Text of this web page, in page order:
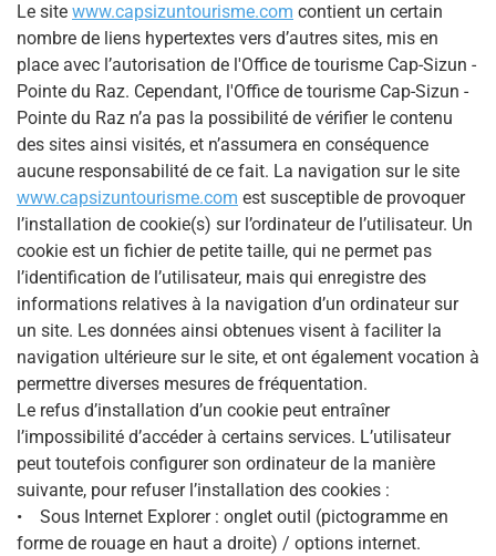
Le site www.capsizuntourisme.com contient un certain
nombre de liens hypertextes vers d’autres sites, mis en
place avec l’autorisation de l'Office de tourisme Cap-Sizun -
Pointe du Raz. Cependant, l'Office de tourisme Cap-Sizun -
Pointe du Raz n’a pas la possibilité de vérifier le contenu
des sites ainsi visités, et n’assumera en conséquence
aucune responsabilité de ce fait. La navigation sur le site
www.capsizuntourisme.com est susceptible de provoquer
l’installation de cookie(s) sur l’ordinateur de l’utilisateur. Un
cookie est un fichier de petite taille, qui ne permet pas
l’identification de l’utilisateur, mais qui enregistre des
informations relatives à la navigation d’un ordinateur sur
un site. Les données ainsi obtenues visent à faciliter la
navigation ultérieure sur le site, et ont également vocation à
permettre diverses mesures de fréquentation.
Le refus d’installation d’un cookie peut entraîner
l’impossibilité d’accéder à certains services. L’utilisateur
peut toutefois configurer son ordinateur de la manière
suivante, pour refuser l’installation des cookies :
• Sous Internet Explorer : onglet outil (pictogramme en
forme de rouage en haut a droite) / options internet.